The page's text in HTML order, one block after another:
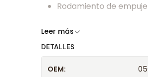
Rodamiento de empuje
Somos especialistas en
Leer más
DETALLES
OEM: